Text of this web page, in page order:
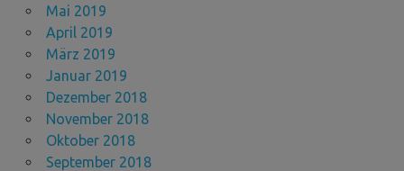
Mai 2019
April 2019
März 2019
Januar 2019
Dezember 2018
November 2018
Oktober 2018
September 2018